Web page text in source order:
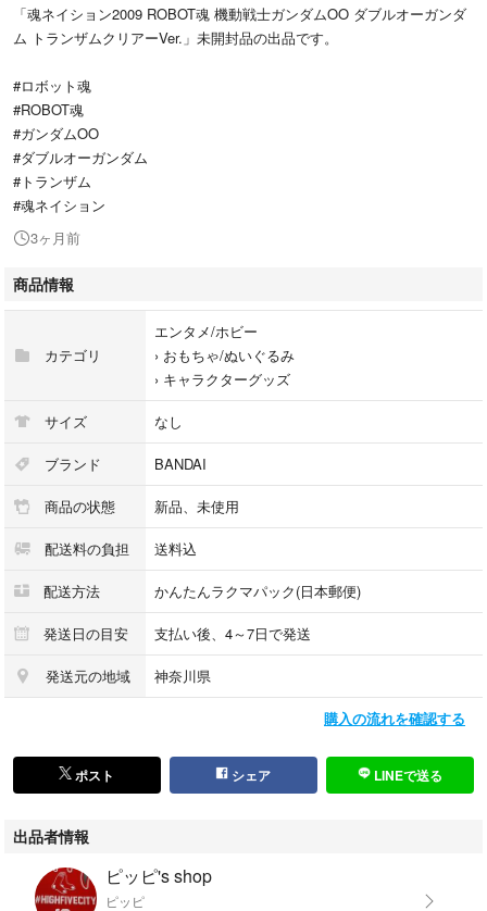
「魂ネイション2009 ROBOT魂 機動戦士ガンダムOO ダブルオーガンダ
ム トランザムクリアーVer.」未開封品の出品です。
#ロボット魂
#ROBOT魂
#ガンダムOO
#ダブルオーガンダム
#トランザム
#魂ネイション
3ヶ月前
商品情報
カテゴリ
エンタメ/ホビー
› おもちゃ/ぬいぐるみ
› キャラクターグッズ
サイズ なし
ブランド BANDAI
商品の状態 新品、未使用
配送料の負担 送料込
配送方法 かんたんラクマパック(日本郵便)
発送日の目安 支払い後、4～7日で発送
発送元の地域 神奈川県
購入の流れを確認する
ポスト シェア LINEで送る
出品者情報
ピッピ's shop
ピッピ